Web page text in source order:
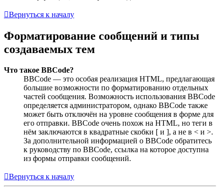
Вернуться к началу
Форматирование сообщений и типы
создаваемых тем
Что такое BBCode?
BBCode — это особая реализация HTML, предлагающая
большие возможности по форматированию отдельных
частей сообщения. Возможность использования BBCode
определяется администратором, однако BBCode также
может быть отключён на уровне сообщения в форме для
его отправки. BBCode очень похож на HTML, но теги в
нём заключаются в квадратные скобки [ и ], а не в < и >.
За дополнительной информацией о BBCode обратитесь
к руководству по BBCode, ссылка на которое доступна
из формы отправки сообщений.
Вернуться к началу